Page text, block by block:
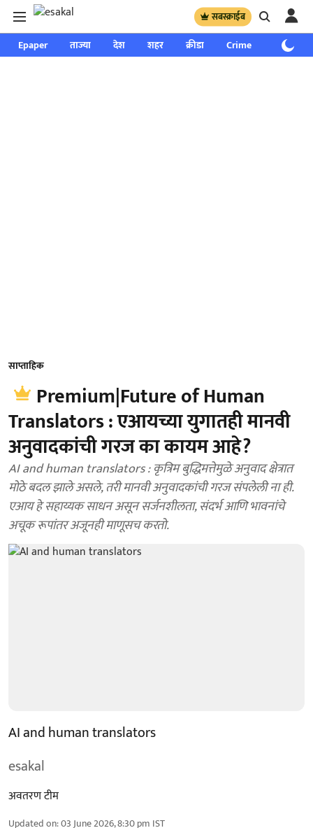
सबस्क्राईब
Epaper ताज्या देश शहर क्रीडा Crime साप्ताहिक
साप्ताहिक
Premium|Future of Human
Translators : एआयच्या युगातही मानवी
अनुवादकांची गरज का कायम आहे?
AI and human translators : कृत्रिम बुद्धिमत्तेमुळे अनुवाद क्षेत्रात
मोठे बदल झाले असले, तरी मानवी अनुवादकांची गरज संपलेली ना ही.
एआय हे सहाय्यक साधन असून सर्जनशीलता, संदर्भ आणि भावनांचे
अचूक रूपांतर अजूनही माणूसच करतो.
AI and human translators
esakal
अवतरण टीम
Updated on:03 June 2026, 8:30 pm IST